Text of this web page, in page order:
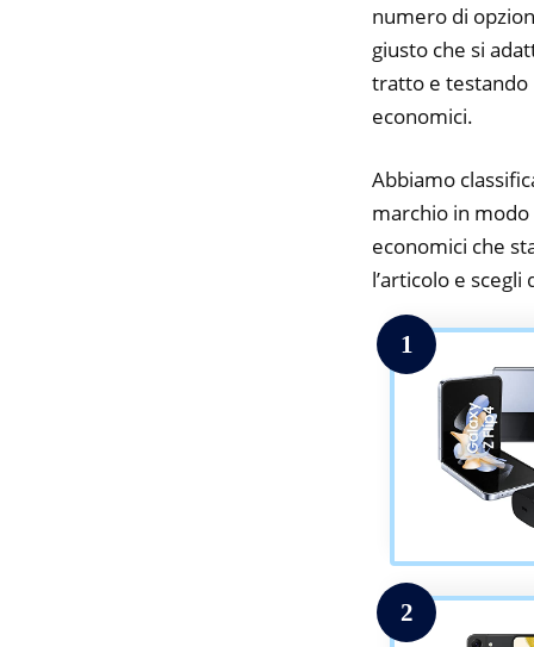
numero di
giusto che si
tratto e testando
economici.
Abbiamo
marchio in
economici che
l’articolo e
1
2